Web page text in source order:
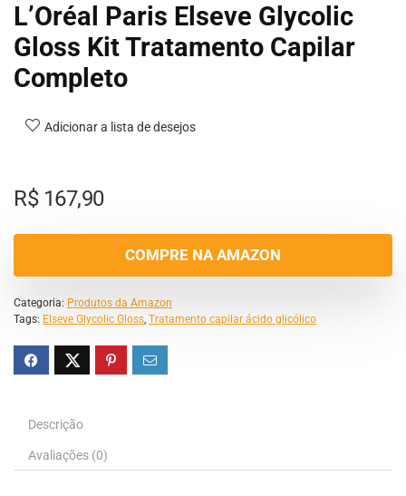
L’Oréal Paris Elseve Glycolic
Gloss Kit Tratamento Capilar
Completo
Adicionar a lista de desejos
R$167,90
COMPRE NA AMAZON
Categoria: Produtos da Amazon
Tags: Elseve Glycolic Gloss, Tratamento capilar ácido glicólico
Descrição
Avaliações (0)